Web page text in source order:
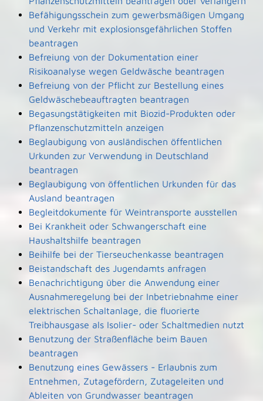
Befähigungsschein zum gewerbsmäßigen Umgang
und Verkehr mit explosionsgefährlichen Stoffen
beantragen
Befreiung von der Dokumentation einer
Risikoanalyse wegen Geldwäsche beantragen
Befreiung von der Pflicht zur Bestellung eines
Geldwäschebeauftragten beantragen
Begasungstätigkeiten mit Biozid-Produkten oder
Pflanzenschutzmitteln anzeigen
Beglaubigung von ausländischen öffentlichen
Urkunden zur Verwendung in Deutschland
beantragen
Beglaubigung von öffentlichen Urkunden für das
Ausland beantragen
Begleitdokumente für Weintransporte ausstellen
Bei Krankheit oder Schwangerschaft eine
Haushaltshilfe beantragen
Beihilfe bei der Tierseuchenkasse beantragen
Beistandschaft des Jugendamts anfragen
Benachrichtigung über die Anwendung einer
Ausnahmeregelung bei der Inbetriebnahme einer
elektrischen Schaltanlage, die fluorierte
Treibhausgase als Isolier- oder Schaltmedien nutzt
Benutzung der Straßenfläche beim Bauen
beantragen
Benutzung eines Gewässers - Erlaubnis zum
Entnehmen, Zutagefördern, Zutageleiten und
Ableiten von Grundwasser beantragen